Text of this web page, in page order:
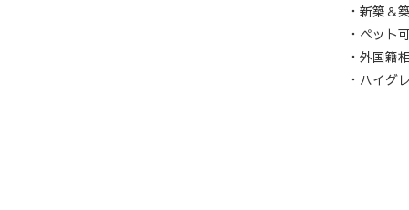
・新築＆
・ペット可
・外国籍
・ハイグ